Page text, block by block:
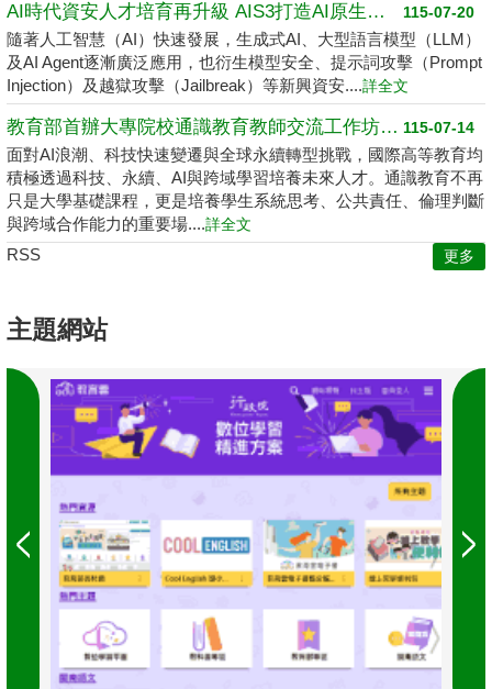
115-07-20
AI時代資安人才培育再升級 AIS3打造AI原生資安學習環境
隨著人工智慧（AI）快速發展，生成式AI、大型語言模型（LLM）
及AI Agent逐漸廣泛應用，也衍生模型安全、提示詞攻擊（Prompt
Injection）及越獄攻擊（Jailbreak）等新興資安....詳全文
115-07-14
教育部首辦大專院校通識教育教師交流工作坊 邁向2050共創未來永續大學
面對AI浪潮、科技快速變遷與全球永續轉型挑戰，國際高等教育均
積極透過科技、永續、AI與跨域學習培養未來人才。通識教育不再
只是大學基礎課程，更是培養學生系統思考、公共責任、倫理判斷
與跨域合作能力的重要場....詳全文
RSS 更多
主題網站